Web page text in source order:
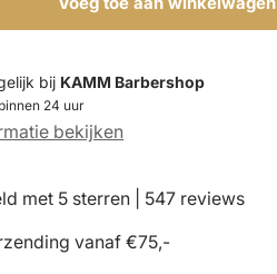
bij KAMM Barbershop
24 uur
bekijken
met 5 sterren | 547 reviews
vanaf €75,-